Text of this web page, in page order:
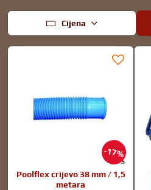
Cijena
17%
Poolflex crijevo 38 mm / 1,5
metara